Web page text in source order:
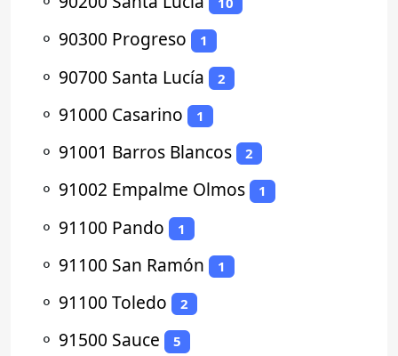
⚬ 90300 Progreso 1
⚬ 90700 Santa Lucía 2
⚬ 91000 Casarino 1
⚬ 91001 Barros Blancos 2
⚬ 91002 Empalme Olmos 1
⚬ 91100 Pando 1
⚬ 91100 San Ramón 1
⚬ 91100 Toledo 2
⚬ 91500 Sauce 5